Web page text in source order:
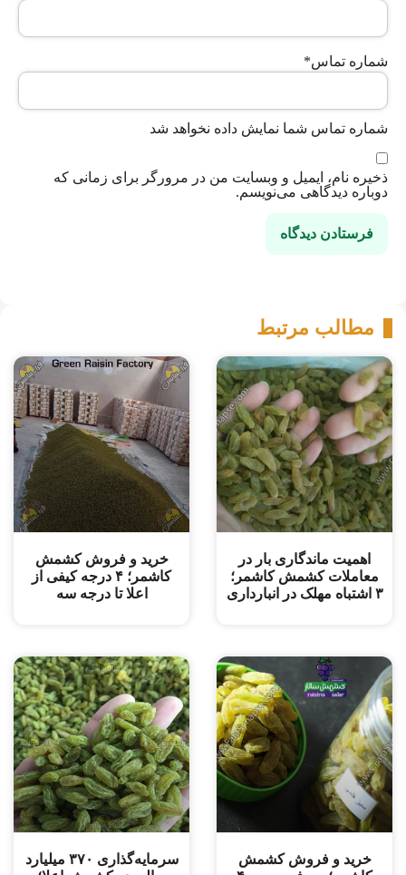
شماره تماس*
شماره تماس شما نمایش داده نخواهد شد
ذخیره نام، ایمیل و وبسایت من در مرورگر برای زمانی که
دوباره دیدگاهی می‌نویسم.
مطالب مرتبط
اهمیت ماندگاری بار در
معاملات کشمش کاشمر؛
۳ اشتباه مهلک در انبارداری
خرید و فروش کشمش
کاشمر؛ ۴ درجه کیفی از
اعلا تا درجه سه
خرید و فروش کشمش
سرمایه‌گذاری ۳۷۰ میلیارد